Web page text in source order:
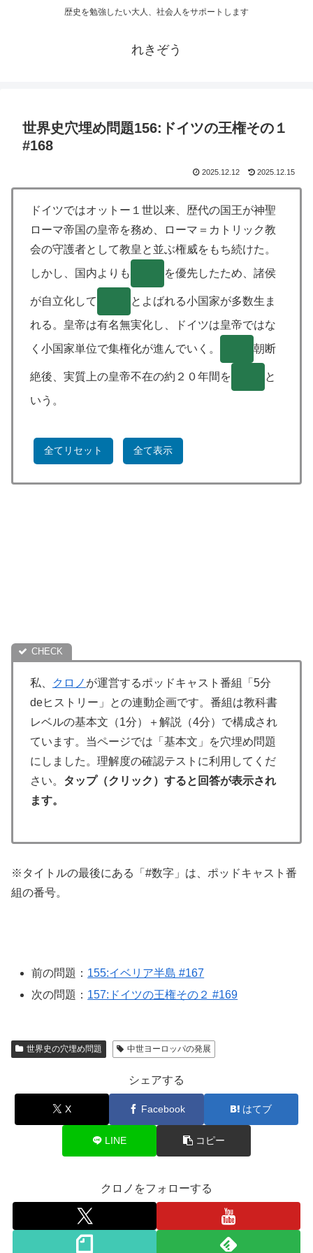
歴史を勉強したい大人、社会人をサポートします
れきぞう
世界史穴埋め問題156:ドイツの王権その１
#168
2025.12.12 2025.12.15
ドイツではオットー１世以来、歴代の国王が神聖
ローマ帝国の皇帝を務め、ローマ＝カトリック教
会の守護者として教皇と並ぶ権威をもち続けた。
しかし、国内よりも
を優先したため、諸侯
が自立化して
とよばれる小国家が多数生ま
れる。皇帝は有名無実化し、ドイツは皇帝ではな
く小国家単位で集権化が進んでいく。
朝断
絶後、実質上の皇帝不在の約２０年間を
と
いう。
全てリセット 全て表示
私、 クロノ が運営するポッドキャスト番組「5分
deヒストリー」との連動企画です。番組は教科書
レベルの基本文（1分）＋解説（4分）で構成され
ています。当ページでは「基本文」を穴埋め問題
にしました。理解度の確認テストに利用してくだ
さい。 タップ（クリック）すると回答が表示され
ます。
※タイトルの最後にある「#数字」は、ポッドキャスト番
組の番号。
前の問題： 155:イベリア半島 #167
次の問題： 157:ドイツの王権その２ #169
世界史の穴埋め問題 中世ヨーロッパの発展
シェアする
X Facebook はてブ
LINE コピー
クロノをフォローする